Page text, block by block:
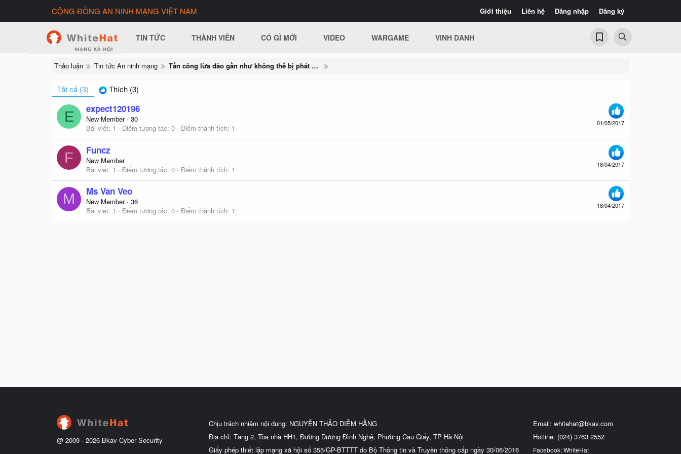
Giới thiệu Liên hệ Đăng nhập Đăng ký
CỘNG ĐỒNG AN NINH MẠNG VIỆT NAM
TIN TỨC THÀNH VIÊN CÓ GÌ MỚI VIDEO WARGAME VINH DANH
Thảo luận Tin tức An ninh mạng Tấn công lừa đảo gần như không thể bị phát hiện trên Chrome, Firefox và Opera
Tất cả (3) Thích (3)
E 01/05/2017
expect120196
New Member · 30
Bài viết 1 Điểm tương tác 0 Điểm thành tích 1
F 18/04/2017
Funcz
New Member
Bài viết 1 Điểm tương tác 0 Điểm thành tích 1
M 18/04/2017
Ms Van Veo
New Member · 36
Bài viết 1 Điểm tương tác 0 Điểm thành tích 1
@ 2009 - 2026 Bkav Cyber Security
Chịu trách nhiệm nội dung: NGUYỄN THẢO DIỄM HẰNG
Địa chỉ: Tầng 2, Tòa nhà HH1, Đường Dương Đình Nghệ, Phường Cầu Giấy, TP Hà Nội
Giấy phép thiết lập mạng xã hội số 355/GP-BTTTT do Bộ Thông tin và Truyền thông cấp ngày 30/06/2016
Email: whitehat@bkav.com
Hotline: (024) 3763 2552
Facebook: WhiteHat